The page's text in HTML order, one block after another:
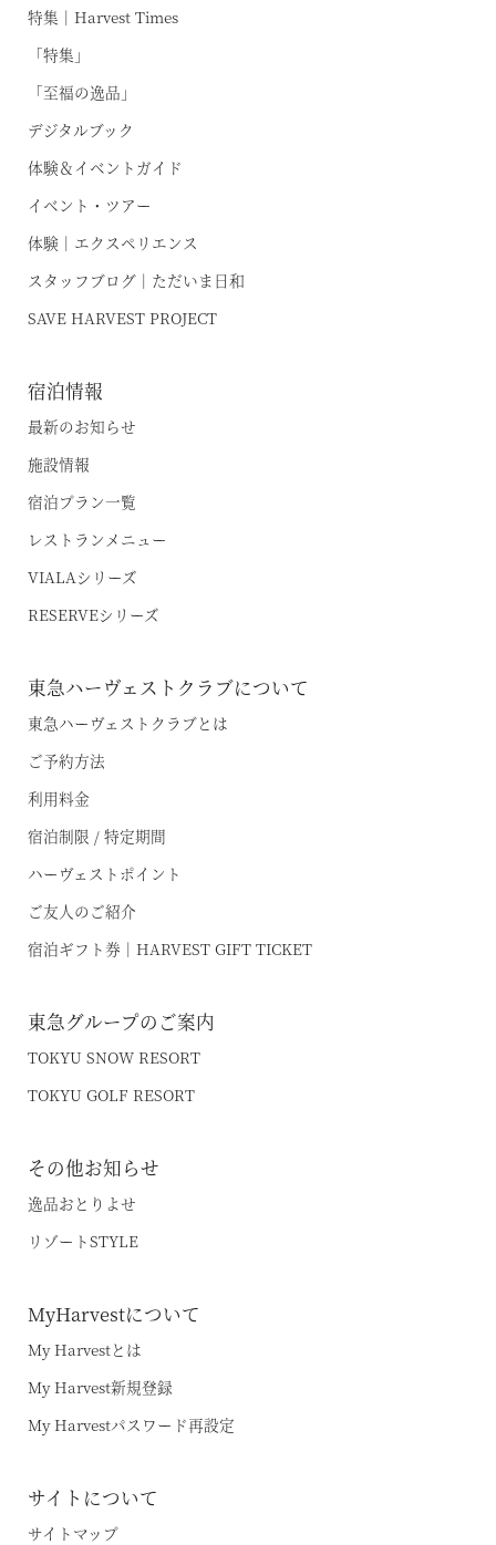
オンライン予約はこちら
※ご利用には「 My Harvest 」へのログインが必要です
特集｜Harvest Times
「特集」
「至福の逸品」
デジタルブック
体験＆イベントガイド
イベント・ツアー
体験｜エクスペリエンス
スタッフブログ｜ただいま日和
SAVE HARVEST PROJECT
宿泊情報
最新のお知らせ
施設情報
宿泊プラン一覧
レストランメニュー
VIALAシリーズ
RESERVEシリーズ
東急ハーヴェストクラブについて
東急ハーヴェストクラブとは
ご予約方法
利用料金
宿泊制限 / 特定期間
ハーヴェストポイント
ご友人のご紹介
宿泊ギフト券｜HARVEST GIFT TICKET
東急グループのご案内
TOKYU SNOW RESORT
TOKYU GOLF RESORT
その他お知らせ
逸品おとりよせ
リゾートSTYLE
MyHarvestについて
My Harvestとは
My Harvest新規登録
My Harvestパスワード再設定
サイトについて
サイトマップ